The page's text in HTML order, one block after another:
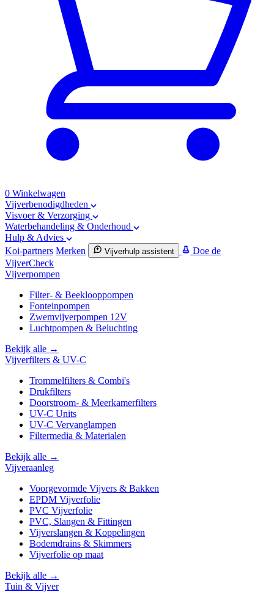
0 Winkelwagen
Vijverbenodigdheden
Visvoer & Verzorging
Waterbehandeling & Onderhoud
Hulp & Advies
Koi-partners Merken Vijverhulp assistent
Doe de
VijverCheck
Vijverpompen
Filter- & Beeklooppompen
Fonteinpompen
Zwemvijverpompen 12V
Luchtpompen & Beluchting
Bekijk alle →
Vijverfilters & UV-C
Trommelfilters & Combi's
Drukfilters
Doorstroom- & Meerkamerfilters
UV-C Units
UV-C Vervanglampen
Filtermedia & Materialen
Bekijk alle →
Vijveraanleg
Voorgevormde Vijvers & Bakken
EPDM Vijverfolie
PVC Vijverfolie
PVC, Slangen & Fittingen
Vijverslangen & Koppelingen
Bodemdrains & Skimmers
Vijverfolie op maat
Bekijk alle →
Tuin & Vijver